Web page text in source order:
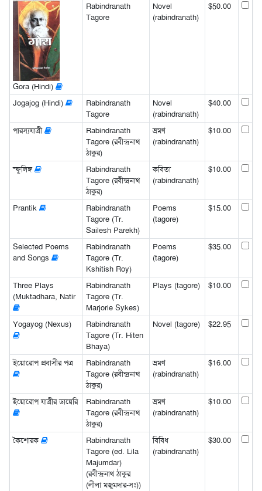
Gora (Hindi)
Rabindranath
Tagore
Novel
(rabindranath)
$50.00
Jogajog (Hindi)
Rabindranath
Tagore
Novel
(rabindranath)
$40.00
পারস্যযাত্রী
Rabindranath
Tagore (রবীন্দ্রনাথ
ঠাকুর)
ভ্রমণ
(rabindranath)
$10.00
স্ফুলিঙ্গ
Rabindranath
Tagore (রবীন্দ্রনাথ
ঠাকুর)
কবিতা
(rabindranath)
$10.00
Prantik
Rabindranath
Tagore (Tr.
Sailesh Parekh)
Poems
(tagore)
$15.00
Selected Poems
and Songs
Rabindranath
Tagore (Tr.
Kshitish Roy)
Poems
(tagore)
$35.00
Three Plays
(Muktadhara, Natir
Rabindranath
Tagore (Tr.
Marjorie Sykes)
Plays (tagore) $10.00
Yogayog (Nexus)
Rabindranath
Tagore (Tr. Hiten
Bhaya)
Novel (tagore) $22.95
ইয়োরোপ প্রবাসীর পত্র
Rabindranath
Tagore (রবীন্দ্রনাথ
ঠাকুর)
ভ্রমণ
(rabindranath)
$16.00
ইয়োরোপ যাত্রীর ডায়েরি
Rabindranath
Tagore (রবীন্দ্রনাথ
ঠাকুর)
ভ্রমণ
(rabindranath)
$10.00
কৈশোরক
Rabindranath
Tagore (ed. Lila
Majumdar)
(রবীন্দ্রনাথ ঠাকুর
(লীলা মজুমদার-সঃ))
বিবিধ
(rabindranath)
$30.00